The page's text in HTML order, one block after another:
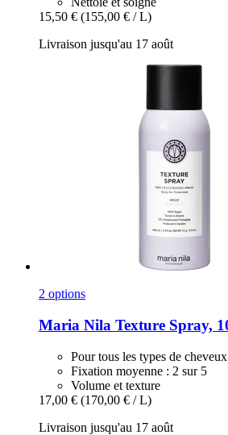
15,50 € (155,00 € / L)
Livraison jusqu'au 17 août
2 options
Maria Nila Texture Spray,
Pour tous les types de cheveux
Fixation moyenne : 2 sur 5
Volume et texture
17,00 € (170,00 € / L)
Livraison jusqu'au 17 août